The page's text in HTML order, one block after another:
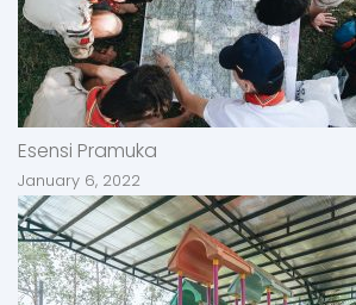
Esensi Pramuka
January 6, 2022